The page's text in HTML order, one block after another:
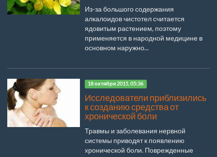
Из-за большого содержания
алкалоидов чистотел считается
ядовитым растением, поэтому
применяется в народной медицине в
основном наружно...
18 октября 2015, 05:36
Исследователи приблизились
к созданию средства от
хронической боли
Травмы и заболевания нервной
системы приводят к появлению
хронической боли. Поврежденные